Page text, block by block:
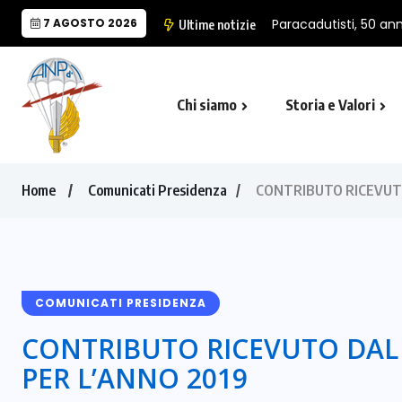
7 AGOSTO 2026 Ultime notizie Paracadutisti, 50
Chi siamo Storia e Valori
Home Comunicati Presidenza CONTRIBUTO
COMUNICATI PRESIDENZA
CONTRIBUTO RICEVUTO
PER L’ANNO 2019